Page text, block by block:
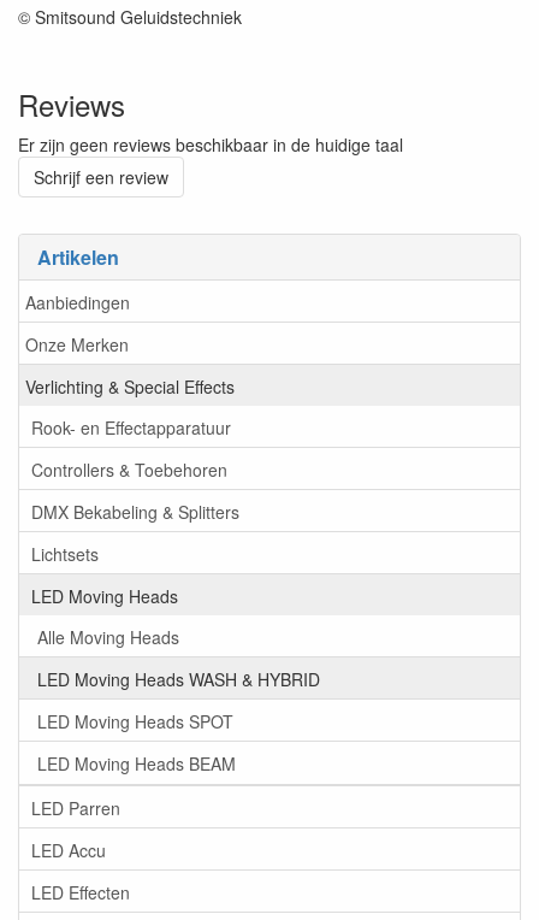
Artikelen
Aanbiedingen
Onze Merken
Verlichting & Special Effects
Rook- en Effectapparatuur
Controllers & Toebehoren
DMX Bekabeling & Splitters
Lichtsets
LED Moving Heads
Alle Moving Heads
LED Moving Heads WASH & HYBRID
LED Moving Heads SPOT
LED Moving Heads BEAM
LED Parren
LED Accu
LED Effecten
© Smitsound Geluidstechniek
Reviews
Er zijn geen reviews beschikbaar in de huidige taal
Schrijf een review